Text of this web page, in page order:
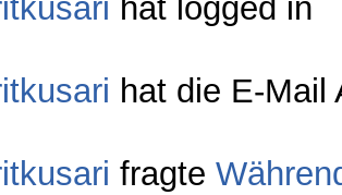
hat logged in
hat die E-Mail
fragte